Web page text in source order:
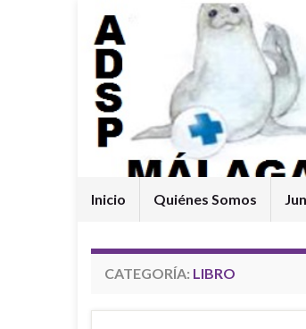
Inicio Quiénes Somos
CATEGORÍA: LIBRO